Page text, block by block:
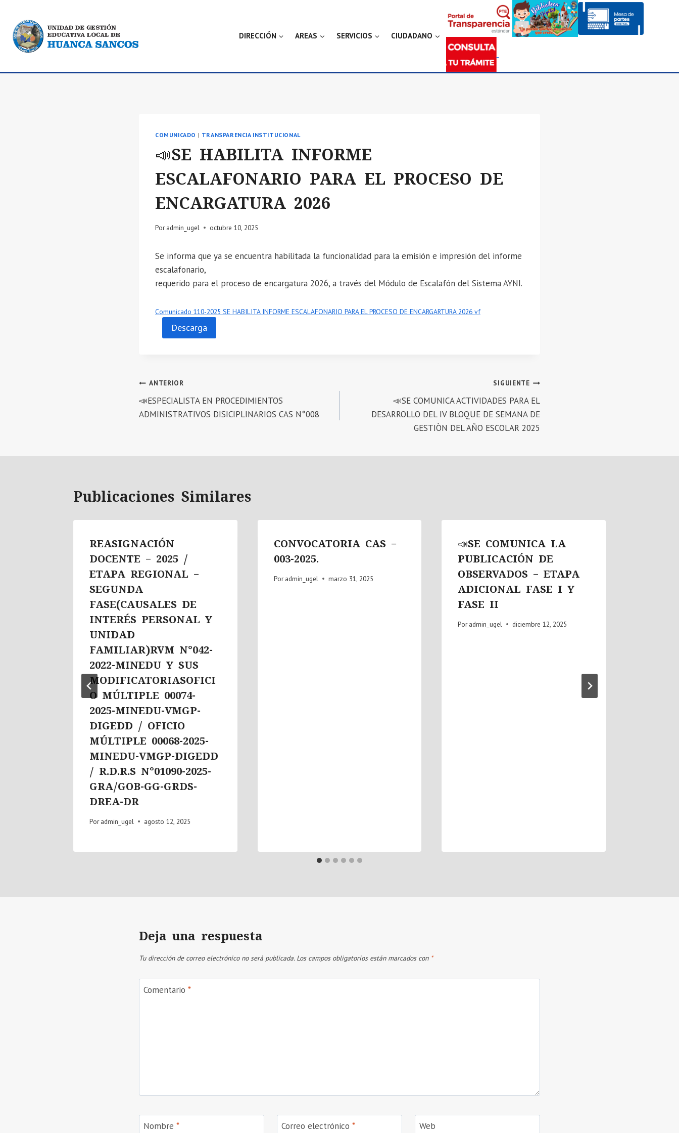
contenido
DIRECCIÓN AREAS SERVICIOS CIUDADANO
COMUNICADO | TRANSPARENCIA INSTITUCIONAL
📣SE HABILITA INFORME
ESCALAFONARIO PARA EL PROCESO DE
ENCARGATURA 2026
Por admin_ugel octubre 10, 2025
Se informa que ya se encuentra habilitada la funcionalidad para la emisión e impresión del informe
escalafonario,
requerido para el proceso de encargatura 2026, a través del Módulo de Escalafón del Sistema AYNI.
Comunicado 110-2025 SE HABILITA INFORME ESCALAFONARIO PARA EL PROCESO DE ENCARGARTURA 2026 vf
Descarga
Navegación
de
ANTERIOR
📣ESPECIALISTA EN PROCEDIMIENTOS
ADMINISTRATIVOS DISICIPLINARIOS CAS N°008
SIGUIENTE
📣SE COMUNICA ACTIVIDADES PARA EL
DESARROLLO DEL IV BLOQUE DE SEMANA DE
GESTIÒN DEL AÑO ESCOLAR 2025
Publicaciones Similares
REASIGNACIÓN
DOCENTE – 2025 /
ETAPA REGIONAL –
SEGUNDA
FASE(CAUSALES DE
INTERÉS PERSONAL Y
UNIDAD
FAMILIAR)RVM N°042-
2022-MINEDU Y SUS
MODIFICATORIASOFICI
O MÚLTIPLE 00074-
2025-MINEDU-VMGP-
DIGEDD / OFICIO
MÚLTIPLE 00068-2025-
MINEDU-VMGP-DIGEDD
/ R.D.R.S N°01090-2025-
GRA/GOB-GG-GRDS-
DREA-DR
Por admin_ugel agosto 12, 2025
CONVOCATORIA CAS –
003-2025.
Por admin_ugel marzo 31, 2025
📣SE COMUNICA LA
PUBLICACIÓN DE
OBSERVADOS – ETAPA
ADICIONAL FASE I Y
FASE II
Por admin_ugel diciembre 12, 2025
Deja una respuesta
Tu dirección de correo electrónico no será publicada. Los campos obligatorios están marcados con *
Comentario *
Nombre * Correo electrónico * Web